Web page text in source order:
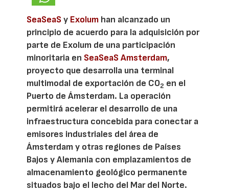
SeaSeaSy Exolum han alcanzado un
principio de acuerdo para la adquisición por
parte de Exolum de una participación
minoritaria en SeaSeaS Amsterdam,
proyecto que desarrolla una terminal
multimodal de exportación de CO2 en el
Puerto de Ámsterdam. La operación
permitirá acelerar el desarrollo de una
infraestructura concebida para conectar a
emisores industriales del área de
Ámsterdam y otras regiones de Países
Bajos y Alemania con emplazamientos de
almacenamiento geológico permanente
situados bajo el lecho del Mar del Norte.